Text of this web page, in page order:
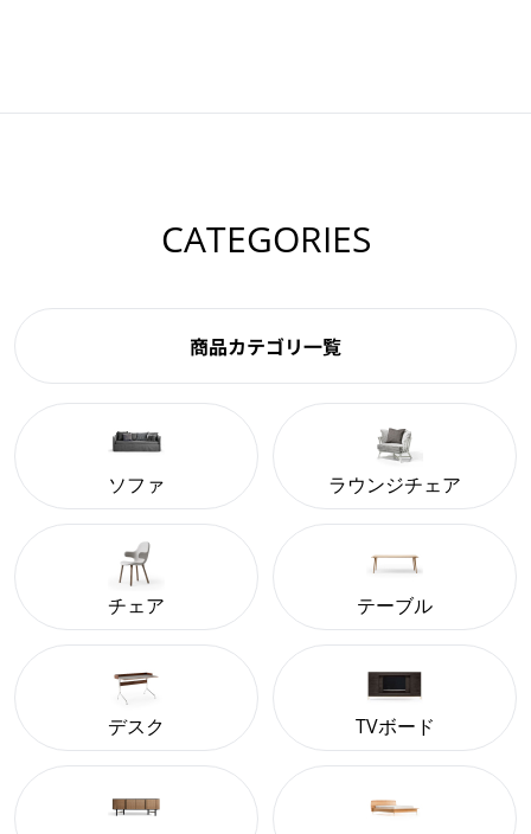
CATEGORIES
商品カテゴリ一覧
ソファ ラウンジチェア
チェア テーブル
デスク TVボード